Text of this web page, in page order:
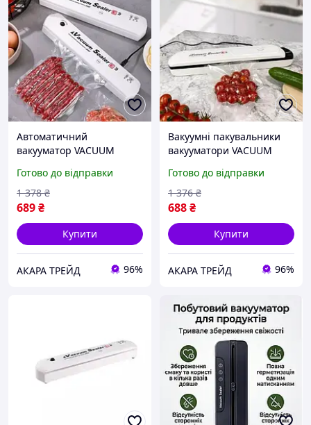
Автоматичний
вакууматор VACUUM
Домашній вакуумний
пакувальник, Вакуумний
пакувальник кухні/живо
Готово до відправки
689₴
1 378 ₴
Купити
АКАРА ТРЕЙД 96%
Вакуумні пакувальники
вакууматори VACUUM
Вакууматор для
продуктів, Автоматичний
вакуумний пакувальник
Готово до відправки
688₴
1 376 ₴
Купити
АКАРА ТРЕЙД 96%